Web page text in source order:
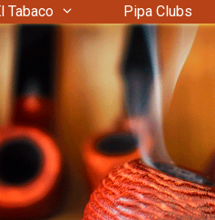
Tabaco Pipa Clubs